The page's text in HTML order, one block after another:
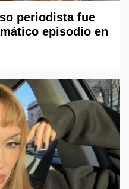
periodista fue
episodio en